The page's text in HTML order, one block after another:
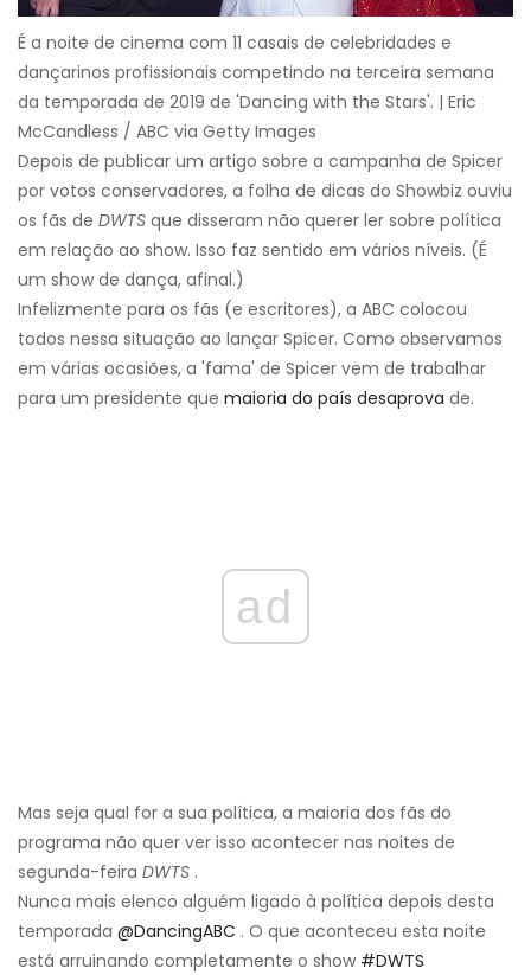
É a noite de cinema com 11 casais de celebridades e
dançarinos profissionais competindo na terceira semana
da temporada de 2019 de 'Dancing with the Stars'. | Eric
McCandless / ABC via Getty Images
Depois de publicar um artigo sobre a campanha de Spicer
por votos conservadores, a folha de dicas do Showbiz ouviu
os fãs de DWTS que disseram não querer ler sobre política
em relação ao show. Isso faz sentido em vários níveis. (É
um show de dança, afinal.)
Infelizmente para os fãs (e escritores), a ABC colocou
todos nessa situação ao lançar Spicer. Como observamos
em várias ocasiões, a 'fama' de Spicer vem de trabalhar
para um presidente que maioria do país desaprova de.
ad
Mas seja qual for a sua política, a maioria dos fãs do
programa não quer ver isso acontecer nas noites de
segunda-feira DWTS .
Nunca mais elenco alguém ligado à política depois desta
temporada @DancingABC . O que aconteceu esta noite
está arruinando completamente o show #DWTS